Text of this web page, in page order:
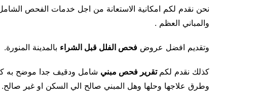
نحن نقدم لكم امكانية الاستعانة من اجل خدمات الفحص
والمباني العظم .
وتقديم افضل عروض فحص الفلل قبل الشراء بالمدينة المنورة.
كذلك نقدم لكم تقرير فحص مبني شامل ودقيف جدا موضح به
وطرق علاجها وحلها وهل المبني صالح الي السكن او غير صالح.